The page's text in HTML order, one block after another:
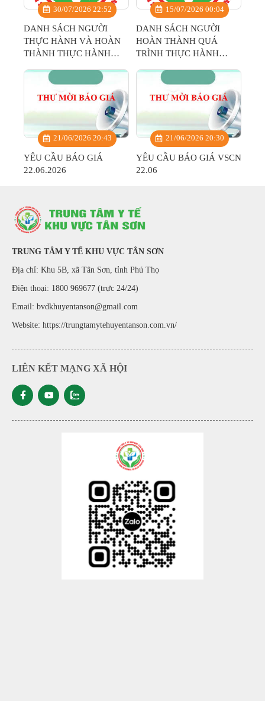
DANH SÁCH NGƯỜI
THỰC HÀNH VÀ HOÀN
THÀNH THỰC HÀNH
30/07/2026 22:52
DANH SÁCH NGƯỜI
HOÀN THÀNH QUÁ
TRÌNH THỰC HÀNH
15/07/2026 00:04
YÊU CẦU BÁO GIÁ
22.06.2026
21/06/2026 20:43
YÊU CẦU BÁO GIÁ VSCN
22.06
21/06/2026 20:30
TRUNG TÂM Y TẾ KHU VỰC TÂN SƠN
Địa chỉ: Khu 5B, xã Tân Sơn, tỉnh Phú Thọ
Điện thoại: 1800 969677 (trực 24/24)
Email: bvdkhuyentanson@gmail.com
Website: https://trungtamytehuyentanson.com.vn/
LIÊN KẾT MẠNG XÃ HỘI